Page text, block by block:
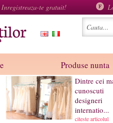
Inregistreaza-te gratuit!
Produse nunta
Dintre cei
cunoscuti
designeri
internatio...
citeste articolul